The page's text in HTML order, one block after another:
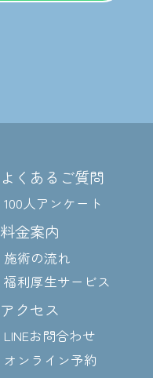
よくあるご質問
100人アンケート
料金案内
施術の流れ
福利厚生サービス
アクセス
LINEお問合わせ
オンライン予約